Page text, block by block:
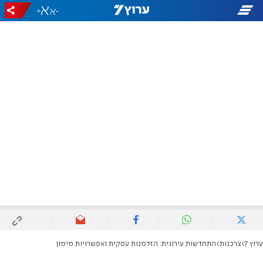
-
+
ערוץ 7 צרכנות התחדשות עירונית: הזדמנות עסקית ואפשרויות מימון